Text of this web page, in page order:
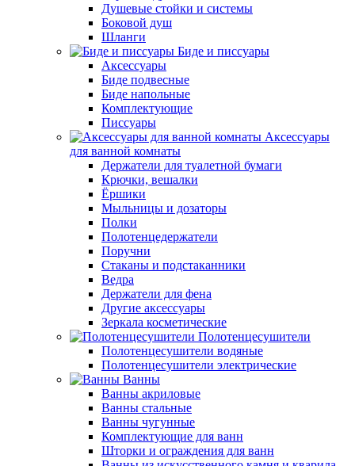
Душевые стойки и системы
Боковой душ
Шланги
Биде и писсуары
Аксессуары
Биде подвесные
Биде напольные
Комплектующие
Писсуары
Аксессуары
для ванной комнаты
Держатели для туалетной бумаги
Крючки, вешалки
Ёршики
Мыльницы и дозаторы
Полки
Полотенцедержатели
Поручни
Стаканы и подстаканники
Ведра
Держатели для фена
Другие аксессуары
Зеркала косметические
Полотенцесушители
Полотенцесушители водяные
Полотенцесушители электрические
Ванны
Ванны акриловые
Ванны стальные
Ванны чугунные
Комплектующие для ванн
Шторки и ограждения для ванн